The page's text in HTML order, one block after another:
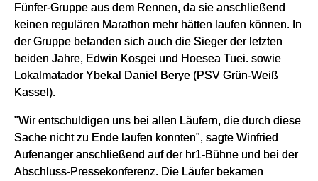
Fünfer-Gruppe aus dem Rennen, da sie anschließend
keinen regulären Marathon mehr hätten laufen können. In
der Gruppe befanden sich auch die Sieger der letzten
beiden Jahre, Edwin Kosgei und Hoesea Tuei. sowie
Lokalmatador Ybekal Daniel Berye (PSV Grün-Weiß
Kassel).
"Wir entschuldigen uns bei allen Läufern, die durch diese
Sache nicht zu Ende laufen konnten", sagte Winfried
Aufenanger anschließend auf der hr1-Bühne und bei der
Abschluss-Pressekonferenz. Die Läufer bekamen